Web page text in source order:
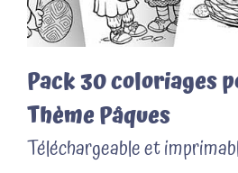
Pack 30 coloriages
Thème Pâques
Téléchargeable et